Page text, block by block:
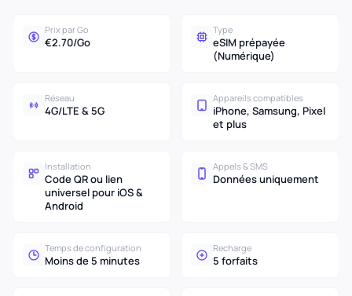
Prix par Go
€2.70/Go
Type
eSIM prépayée
(Numérique)
Réseau
4G/LTE & 5G
Appareils compatibles
iPhone, Samsung, Pixel
et plus
Installation
Code QR ou lien
universel pour iOS &
Android
Appels & SMS
Données uniquement
Temps de configuration
Moins de 5 minutes
Recharge
5 forfaits